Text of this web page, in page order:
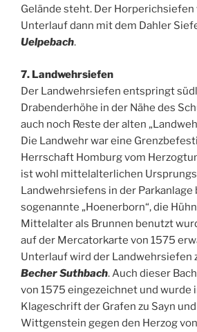
Gelände steht. Der
Unterlauf dann mit dem Dahler
Uelpebach.
7. Landwehrsiefen
Der Landwehrsiefen entspringt
Drabenderhöhe in der Nähe des
auch noch Reste der alten
Die Landwehr war eine
Herrschaft Homburg vom
ist wohl mittelalterlichen
Landwehrsiefens in der
sogenannte „Hoenerborn“, die
Mittelalter als Brunnen benutzt
auf der Mercatorkarte von 1575
Unterlauf wird der Landwehrsiefen
Becher Suthbach. Auch dieser
von 1575 eingezeichnet und wurde
Klageschrift der Grafen zu Sayn und
Wittgenstein gegen den Herzog